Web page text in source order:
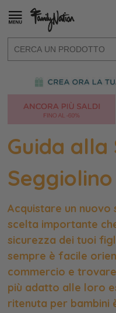
Guida alla
Acquistare un
scelta importante
sicurezza dei tuoi
sempre è facile
commercio e
più adatto alle loro
ritenuta per